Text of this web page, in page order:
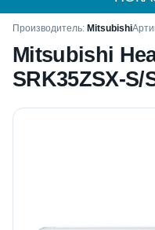
Производитель: Mitsubishi
Mitsubishi
SRK35ZSX-S/